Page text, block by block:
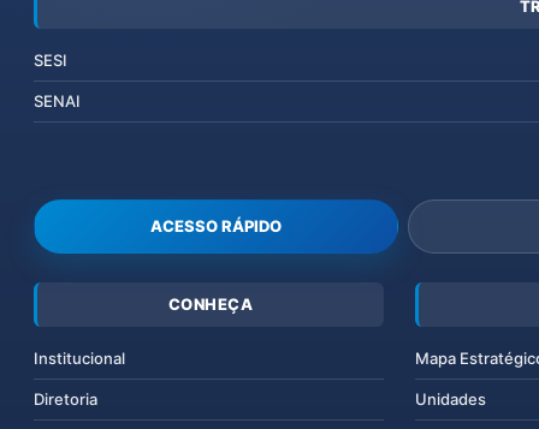
SESI
SENAI
ACESSO RÁPIDO
CONHEÇA
Institucional
Diretoria
Mapa
Unidades